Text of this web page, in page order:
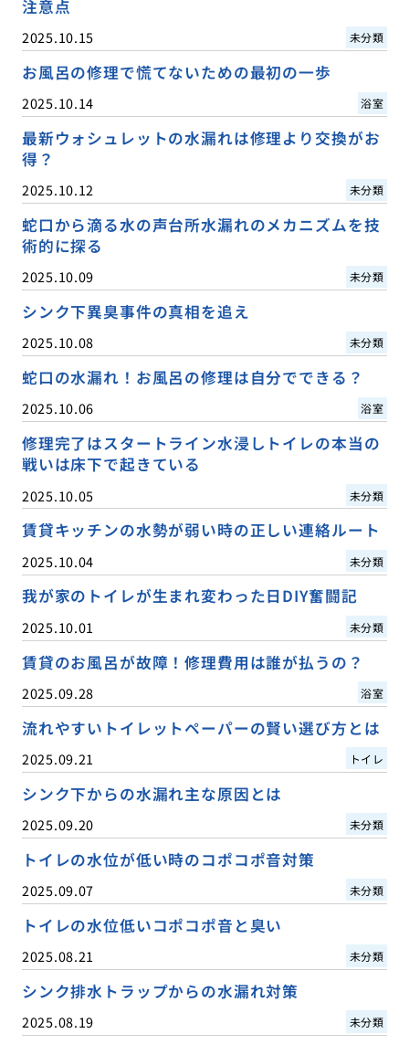
注意点
2025.10.15 未分類
お風呂の修理で慌てないための最初の一歩
2025.10.14 浴室
最新ウォシュレットの水漏れは修理より交換がお
得？
2025.10.12 未分類
蛇口から滴る水の声台所水漏れのメカニズムを技
術的に探る
2025.10.09 未分類
シンク下異臭事件の真相を追え
2025.10.08 未分類
蛇口の水漏れ！お風呂の修理は自分でできる？
2025.10.06 浴室
修理完了はスタートライン水浸しトイレの本当の
戦いは床下で起きている
2025.10.05 未分類
賃貸キッチンの水勢が弱い時の正しい連絡ルート
2025.10.04 未分類
我が家のトイレが生まれ変わった日DIY奮闘記
2025.10.01 未分類
賃貸のお風呂が故障！修理費用は誰が払うの？
2025.09.28 浴室
流れやすいトイレットペーパーの賢い選び方とは
2025.09.21 トイレ
シンク下からの水漏れ主な原因とは
2025.09.20 未分類
トイレの水位が低い時のコポコポ音対策
2025.09.07 未分類
トイレの水位低いコポコポ音と臭い
2025.08.21 未分類
シンク排水トラップからの水漏れ対策
2025.08.19 未分類